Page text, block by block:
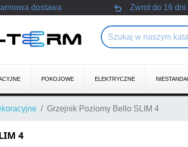
dostawa undo Zwrot do 16 dni
POKOJOWE ELEKTRYCZNE
Grzejnik Poziomy Bello SLIM 4
4